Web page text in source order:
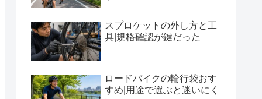
スプロケットの外し方と工
具|規格確認が鍵だった
ロードバイクの輪行袋おす
すめ|用途で選ぶと迷いにく